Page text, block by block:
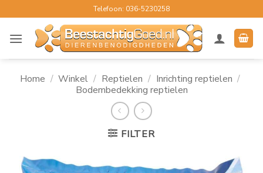
naar
inhoud
Telefoon: 036-5230258
Home / Winkel / Reptielen / Inrichting reptielen /
Bodembedekking reptielen
FILTER